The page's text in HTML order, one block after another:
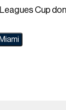
Cup